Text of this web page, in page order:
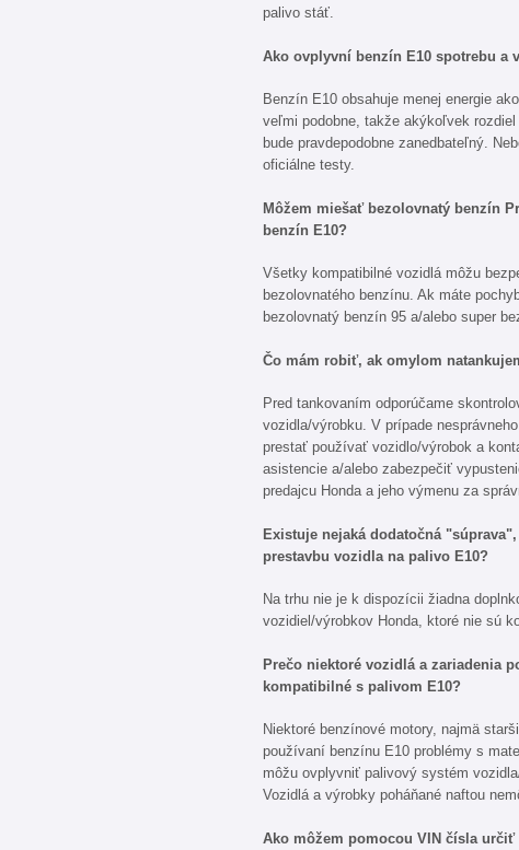
palivo stáť.
Ako ovplyvní benzín E10 spotrebu a
Benzín E10 obsahuje menej energie
veľmi podobne, takže akýkoľvek
bude pravdepodobne zanedbateľný.
oficiálne testy.
Môžem miešať bezolovnatý benzín
benzín E10?
Všetky kompatibilné vozidlá môžu
bezolovnatého benzínu. Ak máte
bezolovnatý benzín 95 a/alebo super
Čo mám robiť, ak omylom
Pred tankovaním odporúčame
vozidla/výrobku. V prípade
prestať používať vozidlo/výrobok a
asistencie a/alebo zabezpečiť
predajcu Honda a jeho výmenu za
Existuje nejaká dodatočná
prestavbu vozidla na palivo E10?
Na trhu nie je k dispozícii žiadna
vozidiel/výrobkov Honda, ktoré nie sú
Prečo niektoré vozidlá a zariadenia
kompatibilné s palivom E10?
Niektoré benzínové motory, najmä
používaní benzínu E10 problémy s
môžu ovplyvniť palivový systém
Vozidlá a výrobky poháňané naftou
Ako môžem pomocou VIN čísla